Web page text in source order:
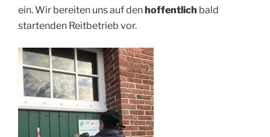
ein. Wir bereiten uns auf den hoffentlich bald
startenden Reitbetrieb vor.